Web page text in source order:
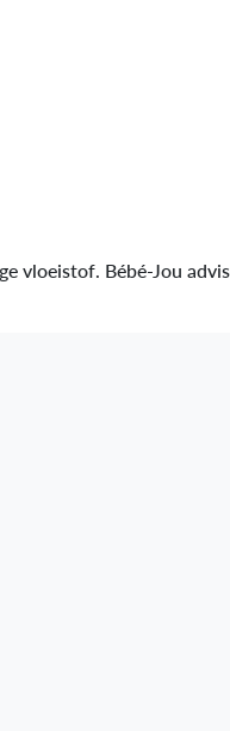
vloeistof. Bébé-Jou